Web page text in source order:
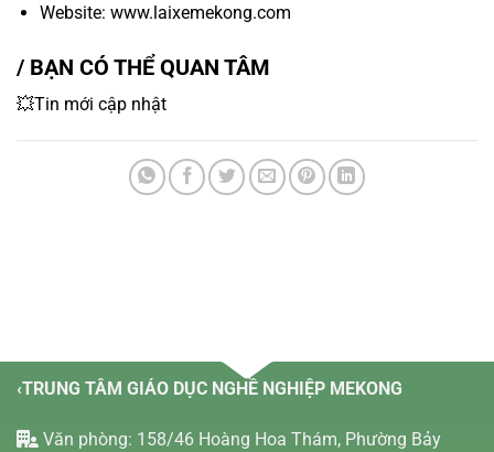
Website: www.laixemekong.com
/ BẠN CÓ THỂ QUAN TÂM
💥Tin mới cập nhật
‹TRUNG TÂM GIÁO DỤC NGHỀ NGHIỆP MEKONG
Văn phòng: 158/46 Hoàng Hoa Thám, Phường Bảy